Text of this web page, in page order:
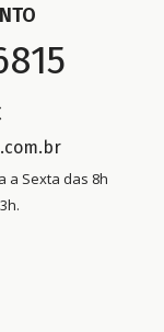
a Sexta das 8h